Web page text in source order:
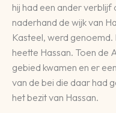
hij had een ander
naderhand de wijk van
Kasteel, werd
heette Hassan. Toen de
gebied kwamen en er
van de bei die daar had
het bezit van Hassan.